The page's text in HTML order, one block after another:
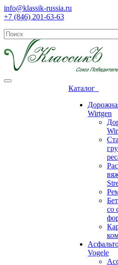
info@klassik-russia.ru
+7 (846) 201-63-63
Каталог
Wirtgen
со
Vogele